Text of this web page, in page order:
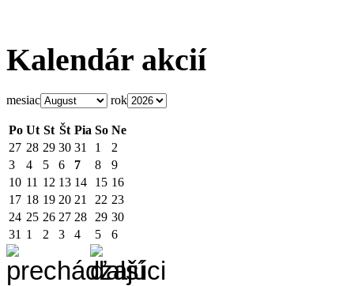
Kalendár akcií
mesiac rok
Po Ut St Št Pia So Ne
27 28 29 30 31 1
2
3
4 5 6 7 8
9
10 11 12 13 14 15 16
17 18 19 20 21 22 23
24 25 26 27 28 29 30
31 1 2 3 4 5 6